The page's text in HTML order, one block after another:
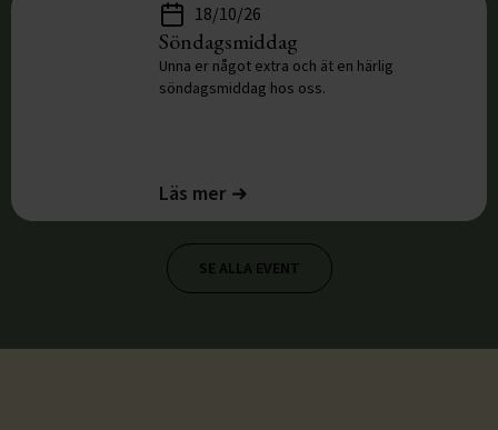
18/10/26
Söndagsmiddag
Unna er något extra och ät en härlig
söndagsmiddag hos oss.
Läs mer
SE ALLA EVENT